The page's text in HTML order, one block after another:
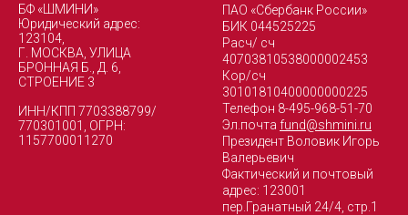
БФ «ШМИНИ»
Юридический адрес:
123104,
Г. МОСКВА, УЛИЦА
БРОННАЯ Б., Д. 6,
СТРОЕНИЕ 3
ИНН/КПП 7703388799/
770301001, ОГРН:
1157700011270
ПАО «Сбербанк России»
БИК 044525225
Расч/ сч
40703810538000002453
Кор/сч
30101810400000000225
Телефон 8-495-968-51-70
Эл.почта fund@shmini.ru
Президент Воловик Игорь
Валерьевич
Фактический и почтовый
адрес: 123001
пер.Гранатный 24/4, стр.1